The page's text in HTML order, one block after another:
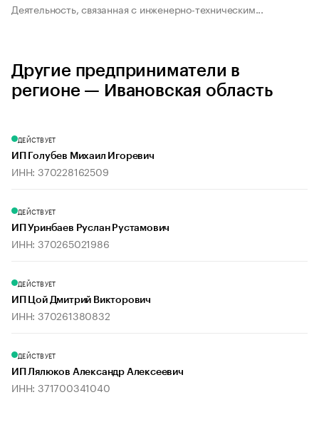
Деятельность, связанная с инженерно-техническим...
Другие предприниматели в
регионе — Ивановская область
ДЕЙСТВУЕТ
ИП Голубев Михаил Игоревич
ИНН: 370228162509
ДЕЙСТВУЕТ
ИП Уринбаев Руслан Рустамович
ИНН: 370265021986
ДЕЙСТВУЕТ
ИП Цой Дмитрий Викторович
ИНН: 370261380832
ДЕЙСТВУЕТ
ИП Лялюков Александр Алексеевич
ИНН: 371700341040